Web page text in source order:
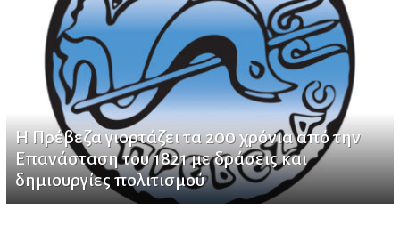
H Πρέβεζα γιορτάζει τα 200 χρόνια από την
Επανάσταση του 1821 με δράσεις και
δημιουργίες πολιτισμού